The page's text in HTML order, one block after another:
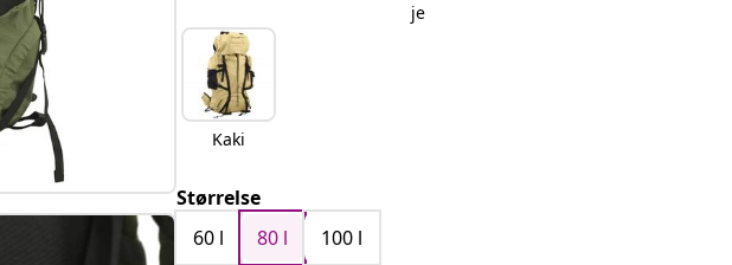
je
Kaki
Størrelse
60 l
80 l 100 l